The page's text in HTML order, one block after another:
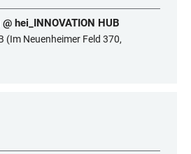
hei_INNOVATION HUB
(Im Neuenheimer Feld 370,